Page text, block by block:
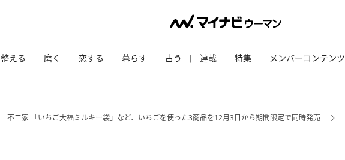
整える 磨く 恋する 暮らす 占う 連載 特集 メンバーコンテンツ
不二家 「いちご大福ミルキー袋」など、いちごを使った3商品を12月3日から期間限定で同時発売